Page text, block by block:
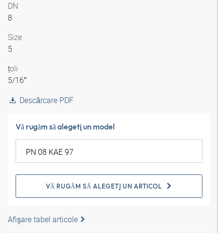
DN
8
Size
5
țoli
5/16″
Descărcare PDF
Vă rugăm să alegeţi un model
VĂ RUGĂM SĂ ALEGEŢI UN ARTICOL
Afişare tabel articole